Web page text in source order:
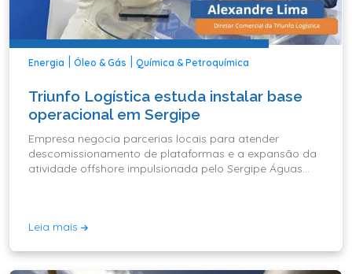
Energia Óleo & Gás Química & Petroquímica
Triunfo Logística estuda instalar base
operacional em Sergipe
Empresa negocia parcerias locais para atender
descomissionamento de plataformas e a expansão da
atividade offshore impulsionada pelo Sergipe Águas
Leia mais